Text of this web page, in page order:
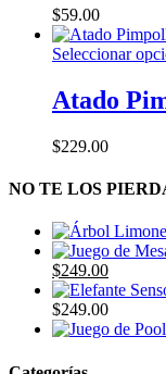
$59.00
Seleccionar
Atado
$229.00
NO TE LOS
El
precio
original
era:
$249.00El
precio
actual
es:
$249.00